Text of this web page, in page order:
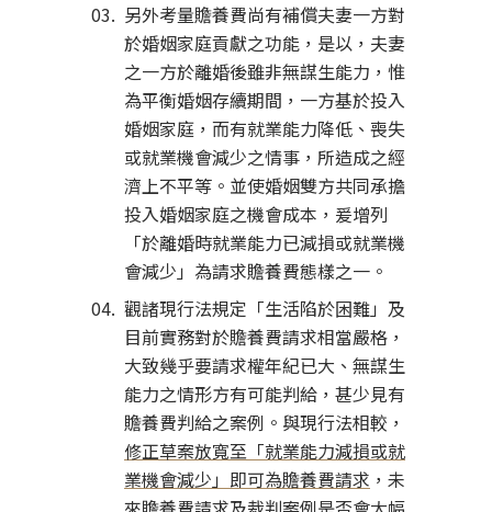
另外考量贍養費尚有補償夫妻一方對
於婚姻家庭貢獻之功能，是以，夫妻
之一方於離婚後雖非無謀生能力，惟
為平衡婚姻存續期間，一方基於投入
婚姻家庭，而有就業能力降低、喪失
或就業機會減少之情事，所造成之經
濟上不平等。並使婚姻雙方共同承擔
投入婚姻家庭之機會成本，爰增列
「於離婚時就業能力已減損或就業機
會減少」為請求贍養費態樣之一。
觀諸現行法規定「生活陷於困難」及
目前實務對於贍養費請求相當嚴格，
大致幾乎要請求權年紀已大、無謀生
能力之情形方有可能判給，甚少見有
贍養費判給之案例。與現行法相較，
修正草案放寬至「就業能力減損或就
業機會減少」即可為贍養費請求 ，未